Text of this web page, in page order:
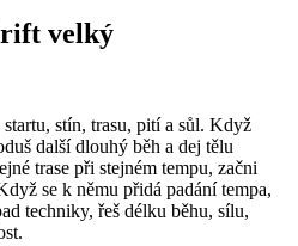
velký
stín, trasu, pití a sůl. Když
další dlouhý běh a dej tělu
trase při stejném tempu, začni
se k němu přidá padání tempa,
techniky, řeš délku běhu, sílu,